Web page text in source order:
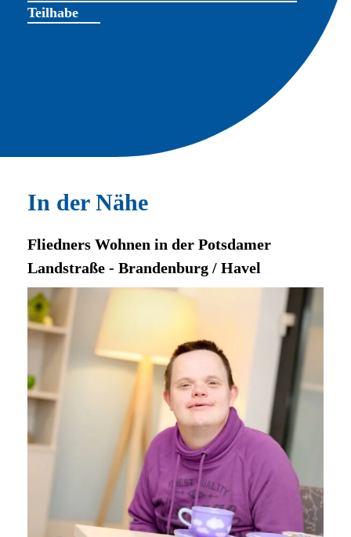
Teilhabe
In der Nähe
Fliedners Wohnen in der Potsdamer
Landstraße - Brandenburg / Havel